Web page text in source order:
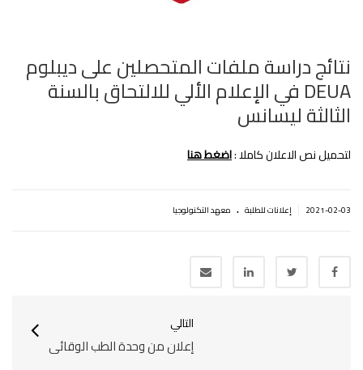
نتائج دراسة ملفات المتحصلين على ديبلوم
DEUA في الإعلام الألي للالتحاق بالسنة
الثالثة ليسانس
لتحميل نص الاعلان كاملا :اضغط هنا
2021-02-03 إعلانات للطلبة . معهد التكنولوجيا
التالي
إعلان من وحدة الطب الوقائي